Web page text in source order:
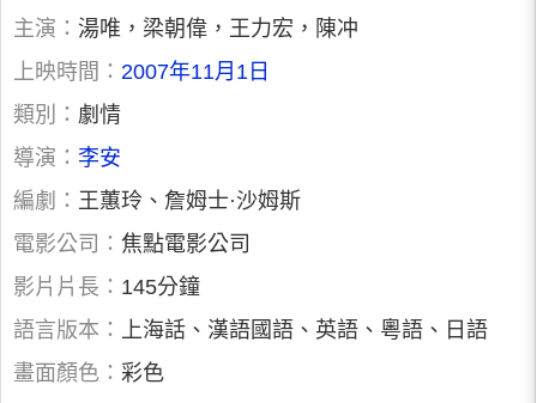
主演： 湯唯，梁朝偉，王力宏，陳冲
上映時間： 2007年11月1日
類別： 劇情
導演： 李安
編劇： 王蕙玲、詹姆士·沙姆斯
電影公司： 焦點電影公司
影片片長： 145分鐘
語言版本： 上海話、漢語國語、英語、粵語、日語
畫面顏色： 彩色